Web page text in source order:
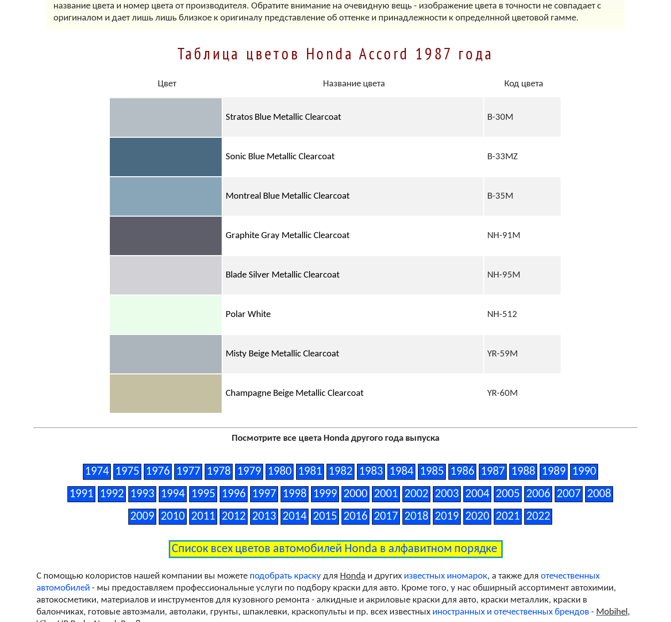
название цвета и номер цвета от производителя. Обратите внимание на очевидную вещь - изображение цвета в точности не совпадает с
оригиналом и дает лишь лишь близкое к оригиналу представление об оттенке и принадлежности к определнной цветовой гамме.
Таблица цветов Honda Accord 1987 года
Цвет Название цвета Код цвета
Stratos Blue Metallic Clearcoat B-30M
Sonic Blue Metallic Clearcoat B-33MZ
Montreal Blue Metallic Clearcoat B-35M
Graphite Gray Metallic Clearcoat NH-91M
Blade Silver Metallic Clearcoat NH-95M
Polar White NH-512
Misty Beige Metallic Clearcoat YR-59M
Champagne Beige Metallic Clearcoat YR-60M
Посмотрите все цвета Honda другого года выпуска
1974 1975 1976 1977 1978 1979 1980 1981 1982 1983 1984 1985 1986 1987 1988 1989
1990
1991
1992 1993 1994 1995 1996 1997 1998 1999 2000 2001 2002 2003 2004 2005 2006 2007 2008
2009 2010 2011 2012 2013 2014 2015 2016 2017 2018 2019 2020 2021 2022
Список всех цветов автомобилей Honda в алфавитном порядке
С помощью колористов нашей компании вы можете подобрать краскудля Honda и других известных иномарок, а также для отечественных
автомобилей - мы предоставляем профессиональные услуги по подбору краски для авто. Кроме того, у нас обширный ассортимент автохимии,
автокосметики, материалов и инструментов для кузовного ремонта - алкидные и акриловые краски для авто, краски металлик, краски в
балончиках, готовые автоэмали, автолаки, грунты, шпаклевки, краскопульты и пр. всех известных иностранных и отечественных брендов- Mobihel,